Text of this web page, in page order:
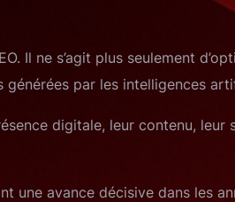
Il ne s’agit plus seulement
générées par les intelligences
digitale, leur contenu,
une avance décisive dans les